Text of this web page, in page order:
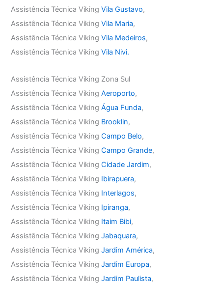
Assistência Técnica VikingVila Gustavo,
Assistência Técnica VikingVila Maria,
Assistência Técnica VikingVila Medeiros,
Assistência Técnica VikingVila Nivi.
Assistência Técnica Viking Zona Sul
Assistência Técnica VikingAeroporto,
Assistência Técnica VikingÁgua Funda,
Assistência Técnica Viking Brooklin,
Assistência Técnica VikingCampo Belo,
Assistência Técnica VikingCampo Grande,
Assistência Técnica VikingCidade Jardim,
Assistência Técnica Viking Ibirapuera,
Assistência Técnica Viking Interlagos,
Assistência Técnica Viking Ipiranga,
Assistência Técnica Viking Itaim Bibi,
Assistência Técnica VikingJabaquara,
Assistência Técnica VikingJardim América,
Assistência Técnica VikingJardim Europa,
Assistência Técnica VikingJardim Paulista,